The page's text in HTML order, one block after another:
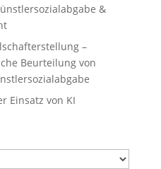
&
–
Beurteilung von
Einsatz von KI